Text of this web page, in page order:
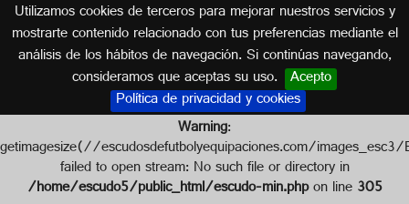
Utilizamos cookies de terceros para mejorar nuestros servicios y
mostrarte contenido relacionado con tus preferencias mediante el
análisis de los hábitos de navegación. Si continúas navegando,
consideramos que aceptas su uso. Acepto
Política de privacidad y cookies
Escudo de C.D. LA GUARDIA
CATALUÑA
Warning:
getimagesize(//escudosdefutbolyequipaciones.com/
failed to open stream: No such file or directory in
/home/escudo5/public_html/escudo-min.phpon line305